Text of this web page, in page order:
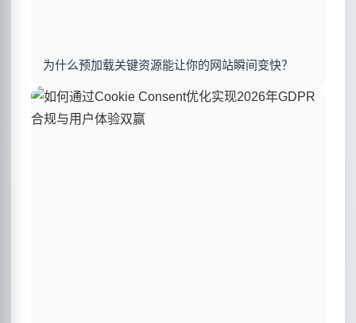
为什么预加载关键资源能让你的网站瞬间变快？